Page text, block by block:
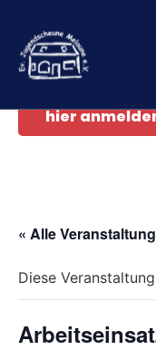
hier
« Alle
Diese